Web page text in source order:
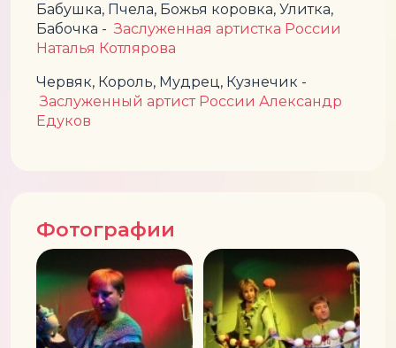
Бабушка, Пчела, Божья коровка, Улитка,
Бабочка -Заслуженная артистка России
Наталья Котлярова
Червяк, Король, Мудрец, Кузнечик -
Заслуженный артист России Александр
Едуков
Фотографии